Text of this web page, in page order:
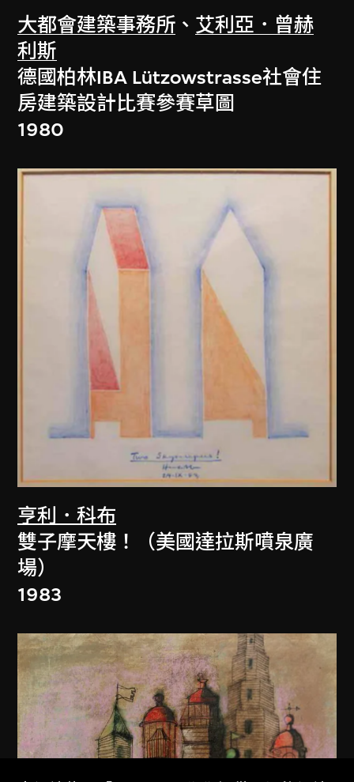
大都會建築事務所 、 艾利亞．曾赫
利斯
德國柏林IBA Lützowstrasse社會住
房建築設計比賽參賽草圖
1980
亨利．科布
雙子摩天樓！（美國達拉斯噴泉廣
場）
1983